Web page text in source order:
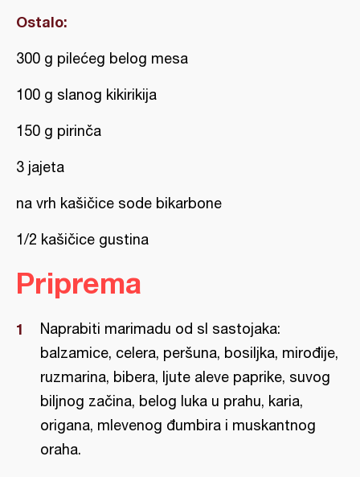
Ostalo:
300 g pilećeg belog mesa
100 g slanog kikirikija
150 g pirinča
3 jajeta
na vrh kašičice sode bikarbone
1/2 kašičice gustina
Priprema
Naprabiti marimadu od sl sastojaka:
balzamice, celera, peršuna, bosiljka, mirođije,
ruzmarina, bibera, ljute aleve paprike, suvog
biljnog začina, belog luka u prahu, karia,
origana, mlevenog đumbira i muskantnog
oraha.